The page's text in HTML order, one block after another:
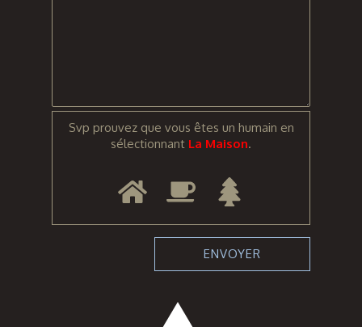
Svp prouvez que vous êtes un humain en
sélectionnant La Maison.